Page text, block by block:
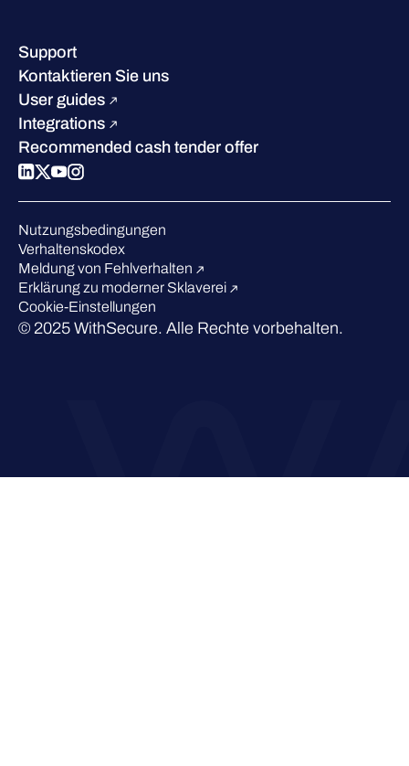
Karriere
Nachhaltigkeit
Vergleichen Sie uns
Erfolgsgeschichten
W/Labs
Blog
Podcasts
Events
Webinars
Presse
Support
Kontaktieren Sie uns
User guides
Integrations
Recommended cash tender offer
Nutzungsbedingungen
Verhaltenskodex
Meldung von Fehlverhalten
Erklärung zu moderner Sklaverei
Cookie-Einstellungen
© 2025 WithSecure. Alle Rechte vorbehalten.